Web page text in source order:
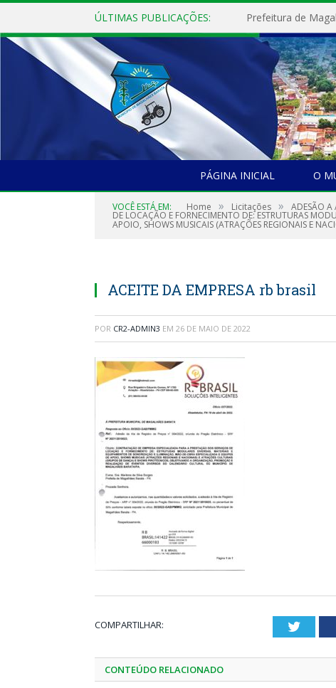
ÚLTIMAS PUBLICAÇÕES:
PÁGINA INICIAL O
VOCÊ ESTÁ EM: Home » Licitações » ADESÃO A
DE LOCAÇÃO E FORNECIMENTO DE: ESTRUTURAS
APOIO, SHOWS MUSICAIS (ATRAÇÕES REGIONAIS E
ACEITE DA EMPRESA rb brasil
POR CR2-ADMIN3 EM 26 DE MAIO DE 2022
COMPARTILHAR:
CONTEÚDO RELACIONADO